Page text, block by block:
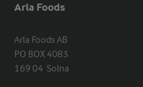
Arla Foods
Arla Foods AB
PO BOX 4083
169 04  Solna